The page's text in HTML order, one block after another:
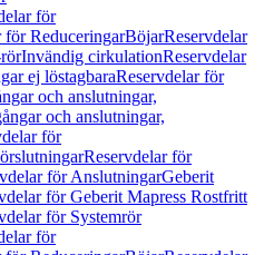
för
för ReduceringarBöjarReservdelar
Invändig cirkulationReservdelar
ej löstagbaraReservdelar för
och anslutningar,
och anslutningar,
för
Reservdelar för
för AnslutningarGeberit
för Geberit Mapress Rostfritt
för Systemrör
för